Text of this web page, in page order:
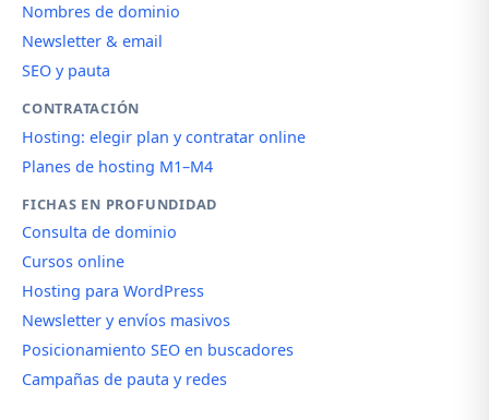
Nombres de dominio
Newsletter & email
SEO y pauta
CONTRATACIÓN
Hosting: elegir plan y contratar online
Planes de hosting M1–M4
FICHAS EN PROFUNDIDAD
Consulta de dominio
Cursos online
Hosting para WordPress
Newsletter y envíos masivos
Posicionamiento SEO en buscadores
Campañas de pauta y redes